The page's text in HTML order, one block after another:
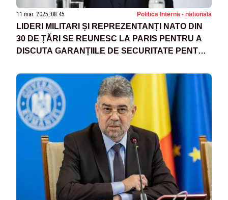
11 mar. 2025, 08:45 Politica Interna - nationala
LIDERI MILITARI ȘI REPREZENTANȚI NATO DIN
30 DE ȚĂRI SE REUNESC LA PARIS PENTRU A
DISCUTA GARANȚIILE DE SECURITATE PENTRU